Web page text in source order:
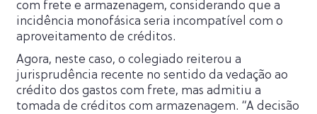
com frete e armazenagem, considerando que a
incidência monofásica seria incompatível com o
aproveitamento de créditos.
Agora, neste caso, o colegiado reiterou a
jurisprudência recente no sentido da vedação ao
crédito dos gastos com frete, mas admitiu a
tomada de créditos com armazenagem. “A decisão